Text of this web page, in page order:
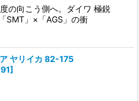
の向こう側へ。ダイワ 極鋭
SMT」×「AGS」の衝
ヤリイカ 82-175
]